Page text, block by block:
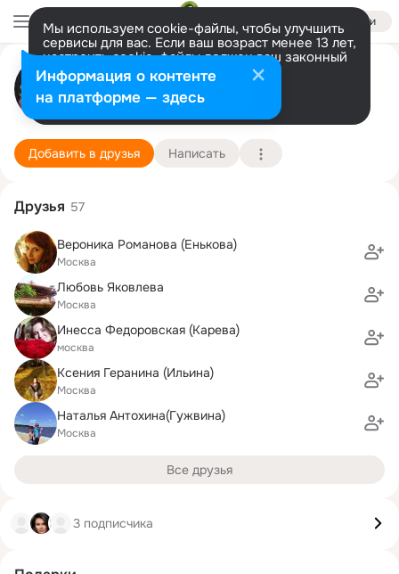
Войти
Мы используем cookie-файлы, чтобы улучшить
сервисы для вас. Если ваш возраст менее 13 лет,
настроить cookie-файлы должен ваш законный
представитель. Больше информации
Разрешить все Настроить
Вероника Енькова (Артемьева)
Москва 3 июня (43 года)
Подробнее
Добавить в друзья Написать
Друзья 57
Вероника Романова (Енькова)
Моcква
Любовь Яковлева
Москва
Инесса Федоровская (Карева)
москва
Ксения Геранина (Ильина)
Москва
Наталья Антохина(Гужвина)
Москва
Все друзья
3 подписчика
Информация о контенте
на платформе — здесь